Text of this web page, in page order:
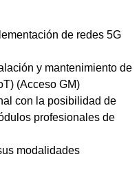
de redes 5G
y mantenimiento de
(Acceso GM)
con la posibilidad de
profesionales de
modalidades